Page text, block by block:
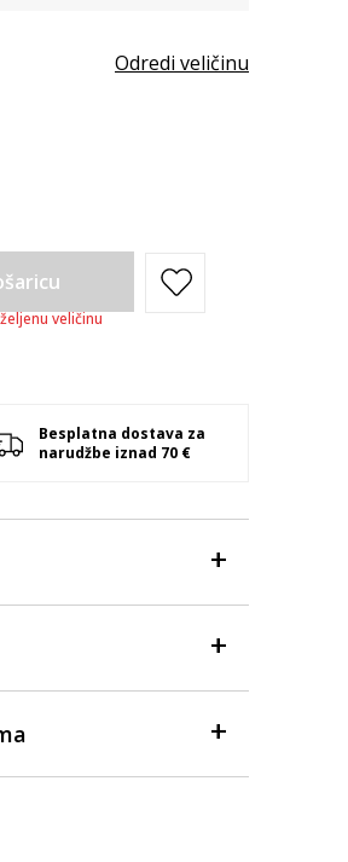
Odredi veličinu
veličinu
Besplatna dostava za
narudžbe iznad 70 €